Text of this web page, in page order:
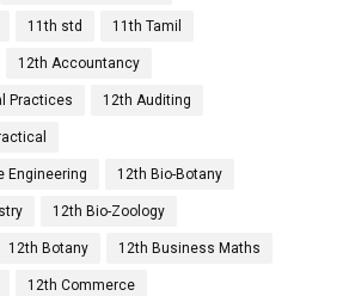
11th std 11th Tamil
12th Accountancy
Practices 12th Auditing
Engineering 12th Bio-Botany
12th Bio-Zoology
12th Botany 12th Business Maths
12th Commerce